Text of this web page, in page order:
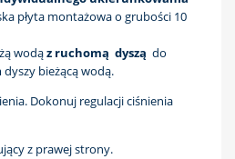
płyta montażowa o grubości 10
wodąz ruchomą dyszą do
dyszy bieżącą wodą.
Dokonuj regulacji ciśnienia
z prawej strony.